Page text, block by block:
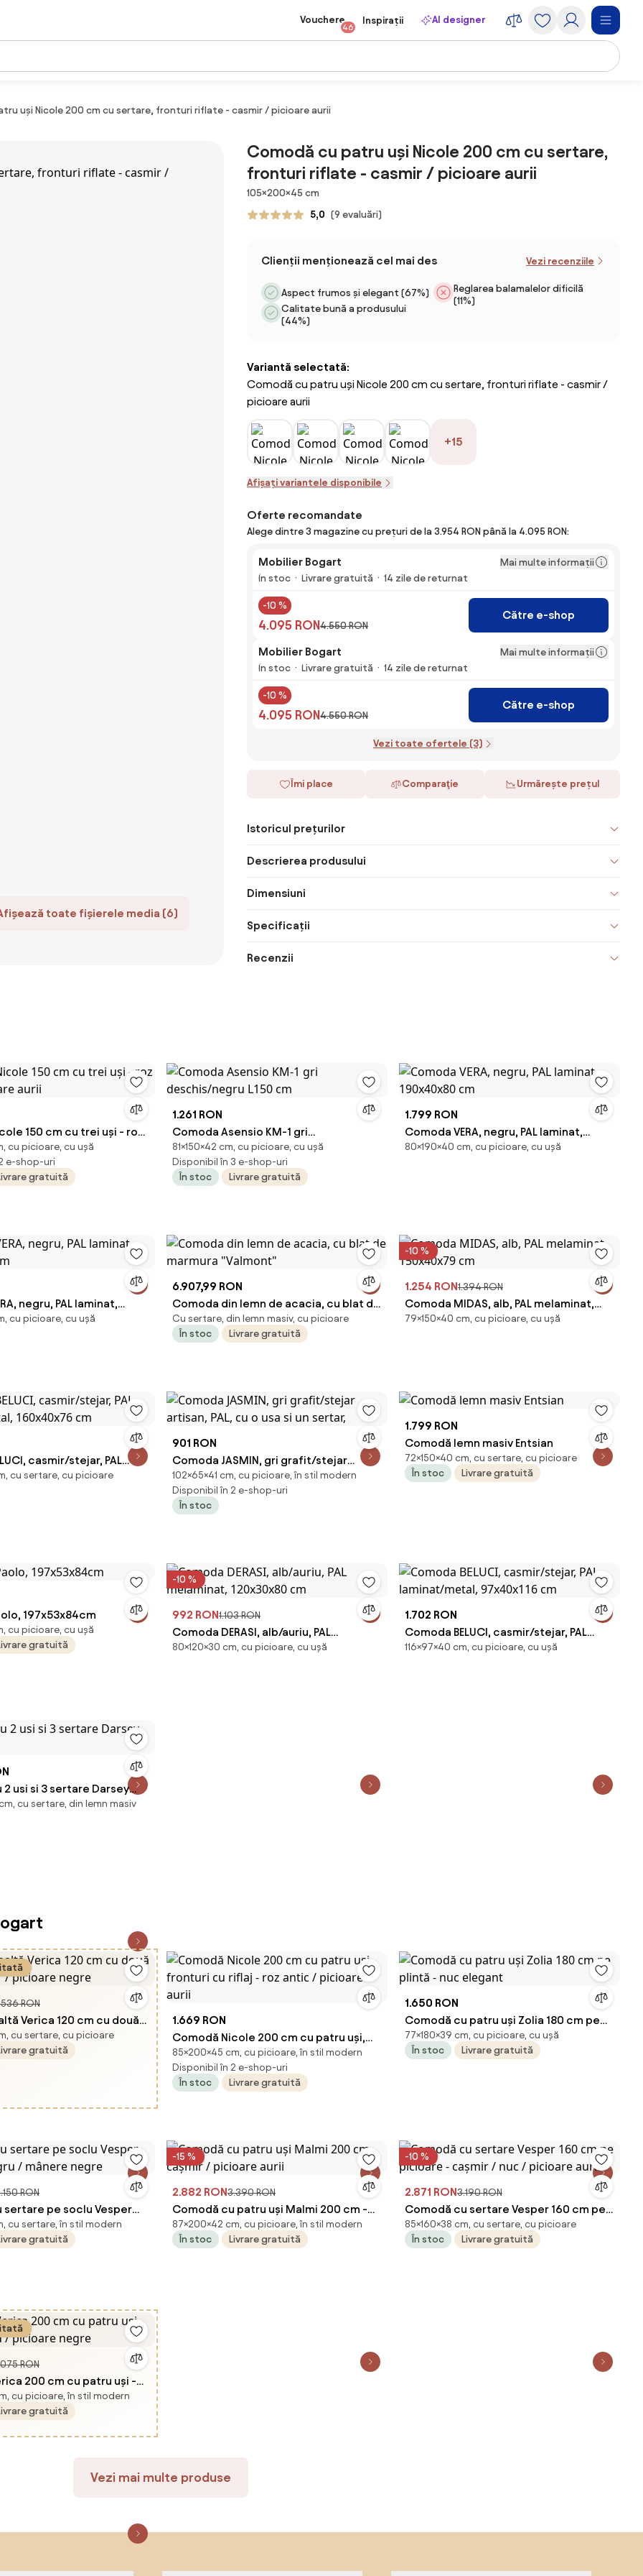
Vouchere
46
Inspirații AI designer
uși Nicole 200 cm cu sertare, fronturi riflate - casmir / picioare aurii
toate fișierele media (6)
Comodă cu patru uși Nicole 200 cm cu sertare,
fronturi riflate - casmir / picioare aurii
Dimensiuni
105×200×45 cm
5,0 (9 evaluări)
Clienții menționează cel mai des Vezi recenziile
Aspect frumos și elegant (67%)
Calitate bună a produsului
(44%)
Reglarea balamalelor dificilă
(11%)
Variantă selectată:
Comodă cu patru uși Nicole 200 cm cu sertare, fronturi riflate - casmir /
picioare aurii
+15
Afișați variantele disponibile
Oferte recomandate
Alege dintre 3 magazine cu prețuri de la 3.954 RON până la 4.095 RON:
Mobilier Bogart
Mai multe informații
În stoc
Livrare gratuită 14 zile de returnat
-10 %
4.095 RON4.550 RON
Către e-shop
Mobilier Bogart
Mai multe informații
În stoc
Livrare gratuită 14 zile de returnat
-10 %
4.095 RON4.550 RON
Către e-shop
Vezi toate ofertele (3)
Îmi place Comparaţie Urmărește prețul
Istoricul prețurilor
Descrierea produsului
Dimensiuni
Specificații
Recenzii
150 cm cu trei uși - roz
aurii
cu picioare, cu ușă
e-shop-uri
gratuită
1.261 RON
Comoda Asensio KM-1 gri
deschis/negru L150 cm
81×150×42 cm, cu picioare, cu ușă
Disponibil în 3 e-shop-uri
În stoc
Livrare gratuită
1.799 RON
Comoda VERA, negru, PAL laminat,
190x40x80 cm
80×190×40 cm, cu picioare, cu ușă
negru, PAL laminat,
cu picioare, cu ușă
6.907,99 RON
Comoda din lemn de acacia, cu blat de
marmura "Valmont"
Cu sertare, din lemn masiv, cu picioare
În stoc
Livrare gratuită
-10 %
1.254 RON1.394 RON
Comoda MIDAS, alb, PAL melaminat,
150x40x79 cm
79×150×40 cm, cu picioare, cu ușă
casmir/stejar, PAL
160x40x76 cm
cu sertare, cu picioare
901 RON
Comoda JASMIN, gri grafit/stejar
artisan, PAL, cu o usa si un sertar,
102×65×41 cm, cu picioare, în stil modern
Disponibil în 2 e-shop-uri
În stoc
1.799 RON
Comodă lemn masiv Entsian
72×150×40 cm, cu sertare, cu picioare
În stoc
Livrare gratuită
197x53x84cm
cu picioare, cu ușă
gratuită
-10 %
992 RON1.103 RON
Comoda DERASI, alb/auriu, PAL
melaminat, 120x30x80 cm
80×120×30 cm, cu picioare, cu ușă
1.702 RON
Comoda BELUCI, casmir/stejar, PAL
laminat/metal, 97x40x116 cm
116×97×40 cm, cu picioare, cu ușă
usi si 3 sertare Darsey
cu sertare, din lemn masiv
RON
Verica 120 cm cu două
/ picioare negre
cu sertare, cu picioare
gratuită
1.669 RON
Comodă Nicole 200 cm cu patru uși,
fronturi cu riflaj - roz antic / picioare
aurii
85×200×45 cm, cu picioare, în stil modern
Disponibil în 2 e-shop-uri
În stoc
Livrare gratuită
1.650 RON
Comodă cu patru uși Zolia 180 cm pe
plintă - nuc elegant
77×180×39 cm, cu picioare, cu ușă
În stoc
Livrare gratuită
RON
sertare pe soclu Vesper
/ mânere negre
cu sertare, în stil modern
gratuită
-15 %
2.882 RON3.390 RON
Comodă cu patru uși Malmi 200 cm -
cașmir / picioare aurii
87×200×42 cm, cu picioare, în stil modern
În stoc
Livrare gratuită
-10 %
2.871 RON3.190 RON
Comodă cu sertare Vesper 160 cm pe
picioare - cașmir / nuc / picioare aurii
85×160×38 cm, cu sertare, cu picioare
În stoc
Livrare gratuită
RON
200 cm cu patru uși -
/ picioare negre
cu picioare, în stil modern
gratuită
Vezi mai multe produse